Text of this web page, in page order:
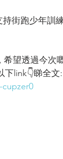
街跑少年訓
望透過今次
link👇睇全文: